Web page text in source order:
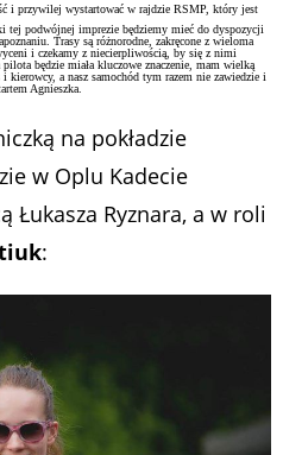
i przywilej wystartować w rajdzie RSMP, który jest
tej podwójnej imprezie będziemy mieć do dyspozycji
Trasy są różnorodne, zakręcone z wieloma
i czekamy z niecierpliwością, by się z nimi
będzie miała kluczowe znaczenie, mam wielką
kierowcy, a nasz samochód tym razem nie zawiedzie i
Agnieszka.
na pokładzie
w Oplu Kadecie
Łukasza Ryznara, a w roli
: